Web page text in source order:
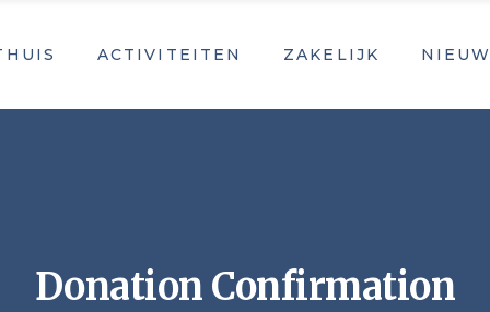
ACTIVITEITEN ZAKELIJK
Donation Confirmation